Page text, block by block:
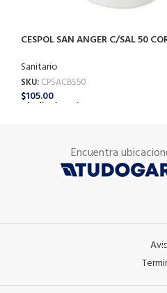
CESPOL SAN ANGER C/SAL 50
Sanitario
SKU: CPSACBS50
$105.00
Añadir Al Carrito
Encuentra